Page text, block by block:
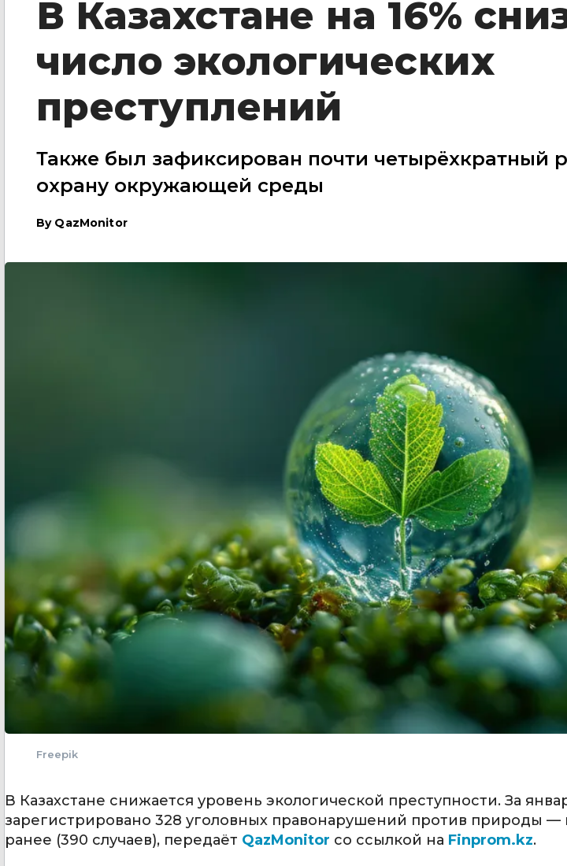
В Казахстане на 16%
число экологических
преступлений
Также был зафиксирован почти четырёхкратный
охрану окружающей среды
By QazMonitor
Freepik
В Казахстане снижается уровень экологической преступности. За
зарегистрировано 328 уголовных правонарушений против природы —
ранее (390 случаев), передаёт QazMonitor со ссылкой на Finprom.kz.